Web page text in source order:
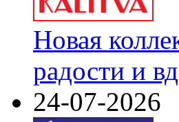
Новая
радости и
24-07-2026